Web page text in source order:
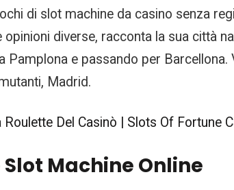
di slot machine da casino senza
diverse, racconta la sua città
Pamplona e passando per
Madrid.
Del Casinò | Slots Of Fortune
Machine Online